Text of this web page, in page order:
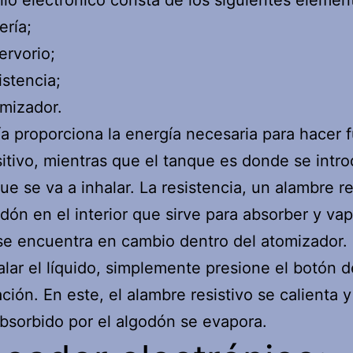
proporciona la energía necesaria para hacer
mientras que el tanque es donde se
se va a inhalar. La resistencia, un alambre
en el interior que sirve para absorber y
encuentra en cambio dentro del atomizador.
el líquido, simplemente presione el botón
En este, el alambre resistivo se calienta
por el algodón se evapora.